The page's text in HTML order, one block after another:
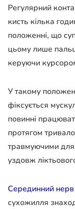
Регулярний
кисть кілька
положенні, що
цьому лише
керуючи
У такому
фіксується
повинні
протягом
травмуючими
уздовж
Серединний нерв
сухожилля